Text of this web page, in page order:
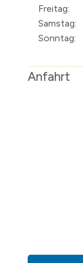
Freitag:
Samstag:
Sonntag:
Anfahrt